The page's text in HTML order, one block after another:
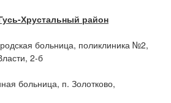
Хрустальный район
больница, поликлиника №2,
2-б
больница, п. Золотково,